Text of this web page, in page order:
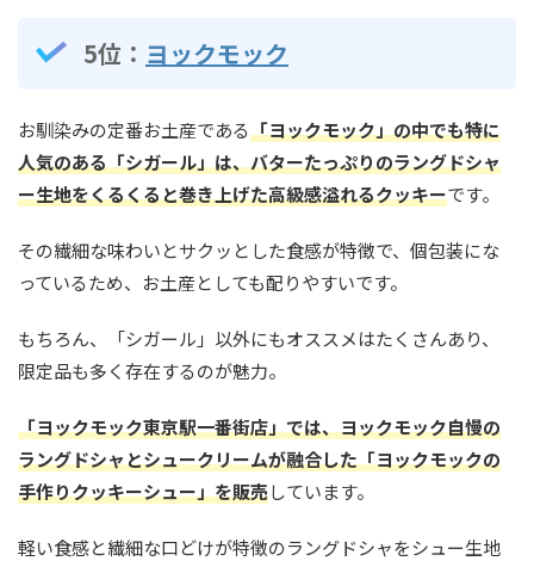
5位： ヨックモック
お馴染みの定番お土産である「ヨックモック」の中でも特に
人気のある「シガール」は、バターたっぷりのラングドシャ
ー生地をくるくると巻き上げた高級感溢れるクッキーです。
その繊細な味わいとサクッとした食感が特徴で、個包装にな
っているため、お土産としても配りやすいです。
もちろん、「シガール」以外にもオススメはたくさんあり、
限定品も多く存在するのが魅力。
「ヨックモック東京駅一番街店」では、ヨックモック自慢の
ラングドシャとシュークリームが融合した「ヨックモックの
手作りクッキーシュー」を販売しています。
軽い食感と繊細な口どけが特徴のラングドシャをシュー生地